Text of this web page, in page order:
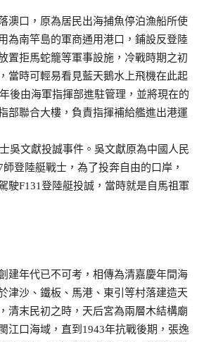
澳口，原為居民出海捕魚停泊漁船所使
為南竿島的軍商通用港口，鋪設反登陸
置拒馬蛇籠等軍事設施，冷戰時期之初
當時可輕易看見藍天鵝水上飛機在此起
後由海軍指揮部進駐管理，並將現在的
部聯合大樓，負責指揮補給艦進出港運
吳文獻投誠事件。吳文獻原為中國人民
登陸艇戰士，為了投奔自由的口岸，
駛F131登陸艇投誠，當時就是自馬祖軍
建年代已不可考，相傳為清嘉慶年間海
津沙、鐵板、馬港、東引等村落建造天
清末民初之時，天后宮為兩層木結構廟
江口海域，直到1943年抗戰後期，張逸